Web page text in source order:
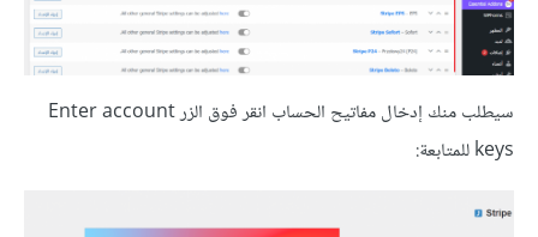
سيطلب منك إدخال مفاتيح الحساب انقر فوق الزر Enter account
keys للمتابعة: